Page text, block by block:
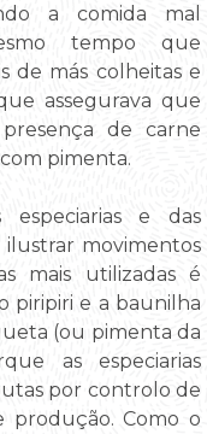
a comida mal
tempo que
de más colheitas e
assegurava que
de carne
pimenta.
e das
movimentos
mais utilizadas é
piripiri e a baunilha
(ou pimenta da
as especiarias
por controlo de
produção. Como o